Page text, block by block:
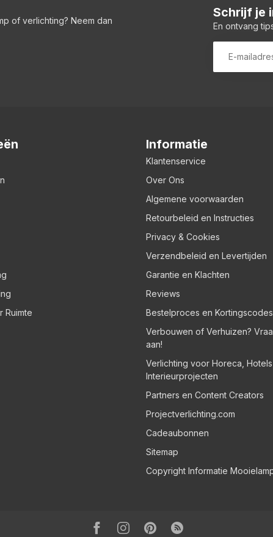
of verlichting? Neem dan
Schrijf je
En ontvang
Ruimte
Informatie
Klantenservice
Over Ons
Algemene voorwaarden
Retourbeleid en Instructies
Privacy & Cookies
Verzendbeleid en Levertijden
Garantie en Klachten
Reviews
Bestelproces en Kortingscodes
Verbouwen of Verhuizen?
aan!
Verlichting voor Horeca,
Interieurprojecten
Partners en Content Creators
Projectverlichting.com
Cadeaubonnen
Sitemap
Copyright Informatie